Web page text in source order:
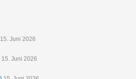
15. Juni 2026
15. Juni 2026